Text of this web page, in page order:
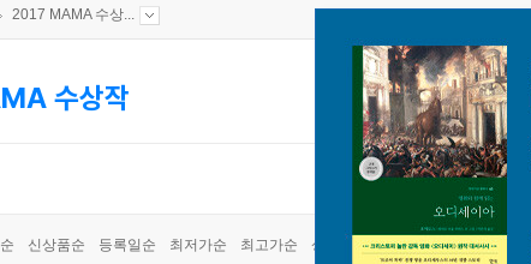
독서유형검사
2017 MAMA 수상...
수상작
신상품순 등록일순 최저가순 최고가순 상품명순